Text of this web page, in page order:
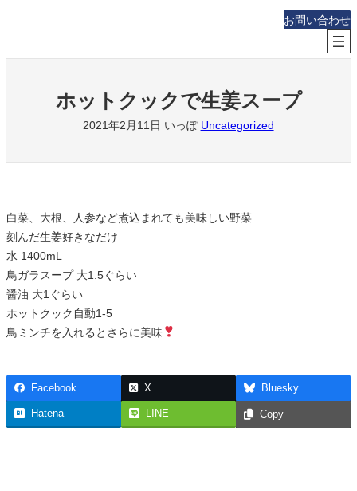
お問い合わせ
ホットクックで生姜スープ
2021年2月11日 いっぽ Uncategorized
白菜、大根、人参など煮込まれても美味しい野菜
刻んだ生姜好きなだけ
水 1400mL
鳥ガラスープ 大1.5ぐらい
醤油 大1ぐらい
ホットクック自動1-5
鳥ミンチを入れるとさらに美味
Facebook X Bluesky
Hatena LINE Copy